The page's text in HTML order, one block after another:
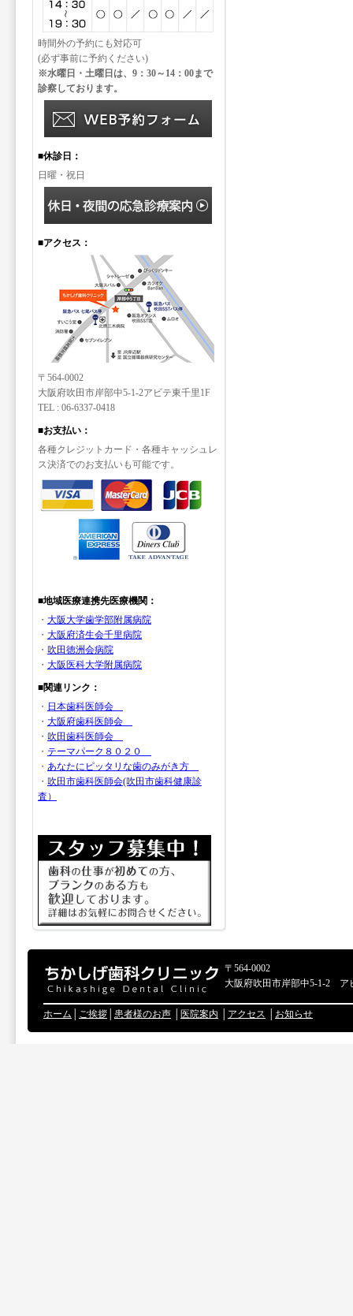
時間外の予約にも対応可
(必ず事前に予約ください)
※水曜日・土曜日は、9：30～14：00まで
診察しております。
■休診日：
日曜・祝日
■アクセス：
〒564-0002
大阪府吹田市岸部中5-1-2アビテ東千里1F
TEL : 06-6337-0418
■お支払い：
各種クレジットカード・各種キャッシュレ
ス決済でのお支払いも可能です。
■地域医療連携先医療機関：
・ 大阪大学歯学部附属病院
・ 大阪府済生会千里病院
・ 吹田徳洲会病院
・ 大阪医科大学附属病院
■関連リンク：
・ 日本歯科医師会
・ 大阪府歯科医師会
・ 吹田歯科医師会
・ テーマパーク８０２０
・ あなたにピッタリな歯のみがき方
・ 吹田市歯科医師会(吹田市歯科健康診
査）
〒564-0002
大阪府吹田市岸部中5-1-2 ア
ホーム ご挨拶 患者様のお声 医院案内 アクセス お知らせ